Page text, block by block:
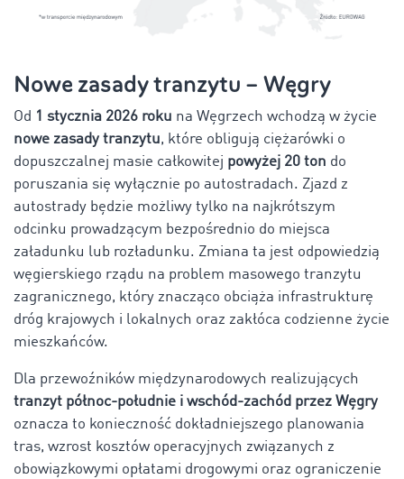
Nowe zasady tranzytu – Węgry
Od 1 stycznia 2026 roku na Węgrzech wchodzą w życie
nowe zasady tranzytu, które obligują ciężarówki o
dopuszczalnej masie całkowitej powyżej 20 ton do
poruszania się wyłącznie po autostradach. Zjazd z
autostrady będzie możliwy tylko na najkrótszym
odcinku prowadzącym bezpośrednio do miejsca
załadunku lub rozładunku. Zmiana ta jest odpowiedzią
węgierskiego rządu na problem masowego tranzytu
zagranicznego, który znacząco obciąża infrastrukturę
dróg krajowych i lokalnych oraz zakłóca codzienne życie
mieszkańców.
Dla przewoźników międzynarodowych realizujących
tranzyt północ-południe i wschód-zachód przez Węgry
oznacza to konieczność dokładniejszego planowania
tras, wzrost kosztów operacyjnych związanych z
obowiązkowymi opłatami drogowymi oraz ograniczenie